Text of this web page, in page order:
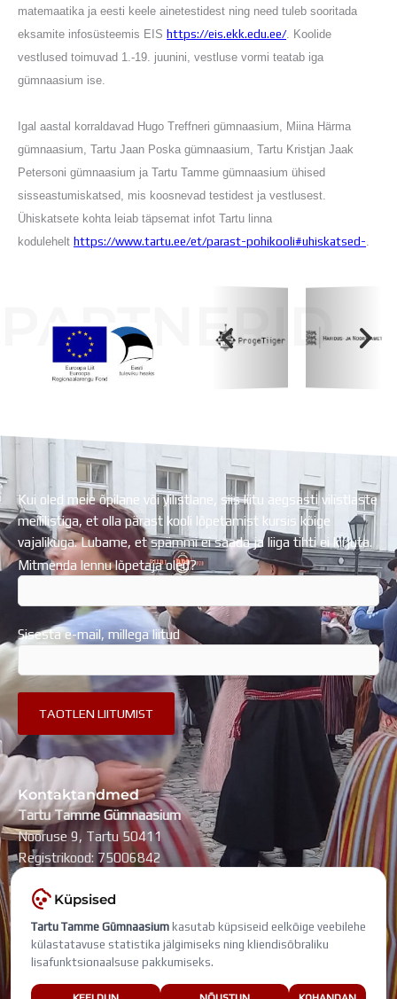
Vilistlastele
Toitlustamine
Virtuaaltuur
Õpilasesindus
Tööpakkumised
matemaatika ja eesti keele ainetestidest ning need tuleb sooritada
eksamite infosüsteemis EIS https://eis.ekk.edu.ee/. Koolide
vestlused toimuvad 1.-19. juunini, vestluse vormi teatab iga
gümnaasium ise.
Igal aastal korraldavad Hugo Treffneri gümnaasium, Miina Härma
gümnaasium, Tartu Jaan Poska gümnaasium, Tartu Kristjan Jaak
Petersoni gümnaasium ja Tartu Tamme gümnaasium ühised
sisseastumiskatsed, mis koosnevad testidest ja vestlusest.
Ühiskatsete kohta leiab täpsemat infot Tartu linna
kodulehelt https://www.tartu.ee/et/parast-pohikooli#uhiskatsed-.
PARTNERID
Kui oled meie õpilane või vilistlane, siis liitu aegsasti vilistlaste
meililistiga, et olla pärast kooli lõpetamist kursis kõige
vajalikuga. Lubame, et spämmi ei saada ja liiga tihti ei kirjuta.
Mitmenda lennu lõpetaja oled?
Sisesta e-mail, millega liitud
Kontaktandmed
Tartu Tamme Gümnaasium
Nooruse 9, Tartu 50411
Registrikood: 75006842
KONTAKTID
SearchSearch
Küpsised
Tartu Tamme Gümnaasium kasutab küpsiseid eelkõige veebilehe
külastatavuse statistika jälgimiseks ning kliendisõbraliku
lisafunktsionaalsuse pakkumiseks.